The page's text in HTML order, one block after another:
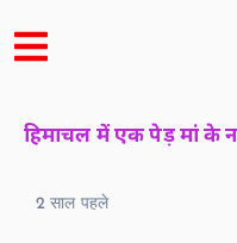
हिमाचल में एक पेड़ मां के
2 साल पहले